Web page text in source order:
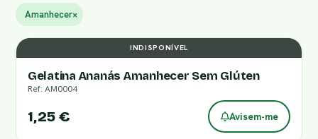
Amanhecer×
INDISPONÍVEL
Gelatina Ananás Amanhecer Sem Glúten
Ref: AM0004
1,25 € Avisem-me